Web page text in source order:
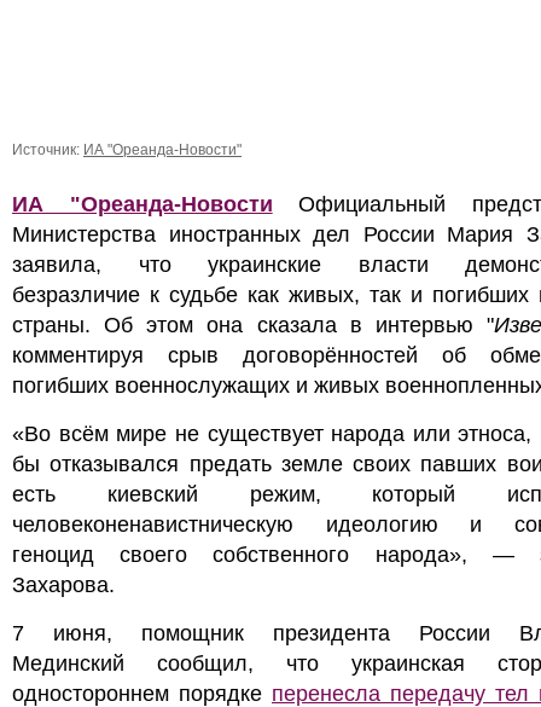
Источник: ИА "Ореанда-Новости"
ИА "Ореанда-Новости
Официальный
Министерства иностранных дел России Мария
заявила, что украинские власти
безразличие к судьбе как живых, так и погибших
страны. Об этом она сказала в интервью "
комментируя срыв договорённостей об
погибших военнослужащих и живых
«Во всём мире не существует народа или этноса,
бы отказывался предать земле своих павших
есть киевский режим, который
человеконенавистническую идеологию и
геноцид своего собственного народа», —
Захарова.
7 июня, помощник президента России
Мединский сообщил, что украинская
одностороннем порядке перенесла передачу